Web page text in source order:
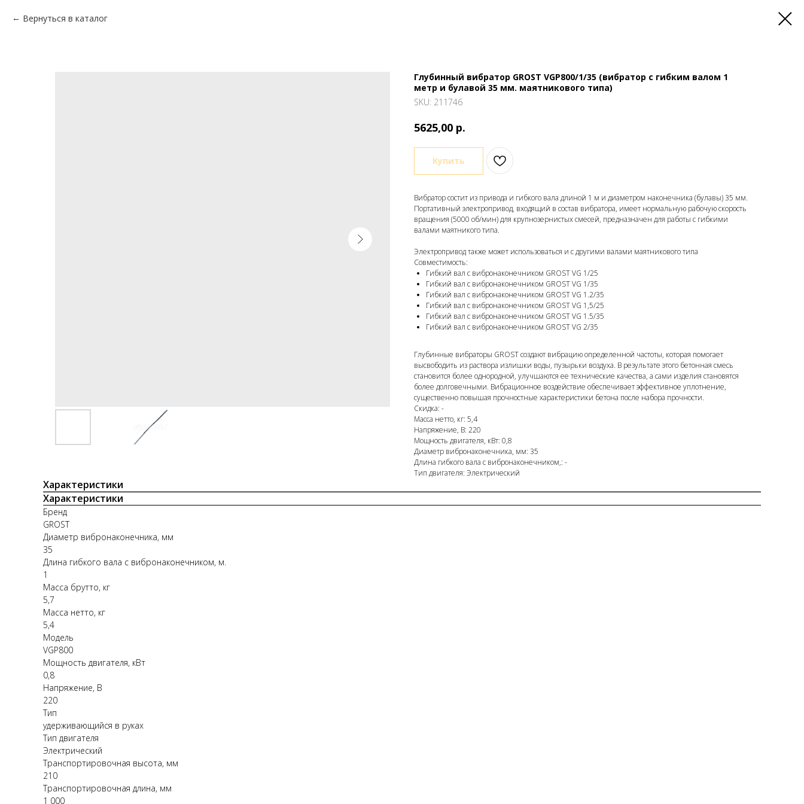
Вернуться в каталог
Глубинный вибратор GROST VGP800/1/35 (вибратор с гибким валом 1
метр и булавой 35 мм. маятникового типа)
SKU: 211746
5625,00 р.
Купить
Вибратор состит из привода и гибкого вала длиной 1 м и диаметром наконечника (булавы) 35 мм.
Портативный электропривод, входящий в состав вибратора, имеет нормальную рабочую скорость
вращения (5000 об/мин) для крупнозернистых смесей, предназначен для работы с гибкими
валами маятникого типа.
Электропривод также может использоваться и с другими валами маятникового типа
Совместимость:
Гибкий вал с вибронаконечником GROST VG 1/25
Гибкий вал с вибронаконечником GROST VG 1/35
Гибкий вал с вибронаконечником GROST VG 1.2/35
Гибкий вал с вибронаконечником GROST VG 1,5/25
Гибкий вал с вибронаконечником GROST VG 1.5/35
Гибкий вал с вибронаконечником GROST VG 2/35
Глубинные вибраторы GROST создают вибрацию определенной частоты, которая помогает
высвободить из раствора излишки воды, пузырьки воздуха. В результате этого бетонная смесь
становится более однородной, улучшаются ее технические качества, а сами изделия становятся
более долговечными. Вибрационное воздействие обеспечивает эффективное уплотнение,
существенно повышая прочностные характеристики бетона после набора прочности.
Скидка: -
Масса нетто, кг: 5,4
Напряжение, В: 220
Мощность двигателя, кВт: 0,8
Диаметр вибронаконечника, мм: 35
Длина гибкого вала с вибронаконечником,: -
Тип двигателя: Электрический
Характеристики
Характеристики
Бренд
GROST
Диаметр вибронаконечника, мм
35
Длина гибкого вала с вибронаконечником, м.
1
Масса брутто, кг
5,7
Масса нетто, кг
5,4
Модель
VGP800
Мощность двигателя, кВт
0,8
Напряжение, В
220
Тип
удерживающийся в руках
Тип двигателя
Электрический
Транспортировочная высота, мм
210
Транспортировочная длина, мм
1 000